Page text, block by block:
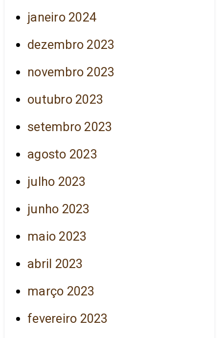
janeiro 2024
dezembro 2023
novembro 2023
outubro 2023
setembro 2023
agosto 2023
julho 2023
junho 2023
maio 2023
abril 2023
março 2023
fevereiro 2023